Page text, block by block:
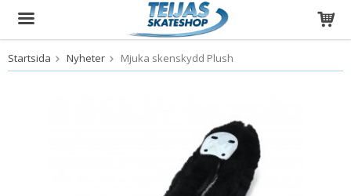
Produkten har blivit tillagd i varukorgen
Startsida Nyheter Mjuka skenskydd Plush